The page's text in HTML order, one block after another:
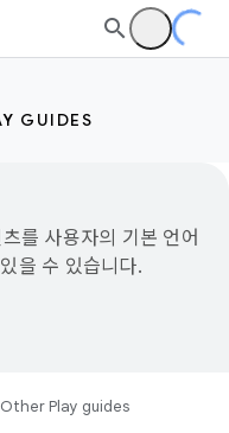
GUIDES
를 사용자의 기본 언어
을 수 있습니다.
Other Play guides